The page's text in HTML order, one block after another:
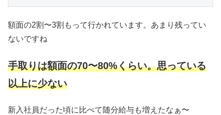
額面の2割〜3割もって行かれています。あまり残ってい
ないですね
手取りは額面の70〜80%くらい。思っている
以上に少ない
新入社員だった頃に比べて随分給与も増えたなぁ〜